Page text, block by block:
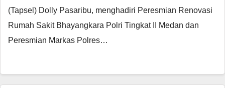
(Tapsel) Dolly Pasaribu, menghadiri Peresmian Renovasi
Rumah Sakit Bhayangkara Polri Tingkat II Medan dan
Peresmian Markas Polres…